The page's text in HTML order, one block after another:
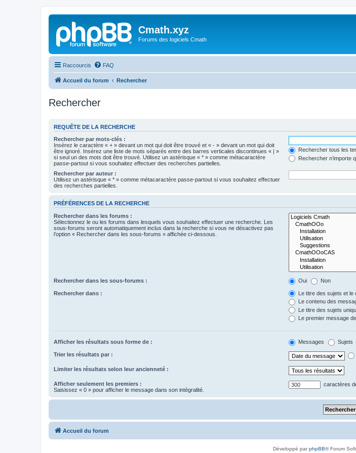
Cmath.xyz
Forums des logiciels Cmath
Raccourcis FAQ
Accueil du forum Rechercher
Rechercher
REQUÊTE DE LA RECHERCHE
Rechercher par mots-clés :
Insérez le caractère « + » devant un mot qui doit être trouvé et « - » devant un mot qui doit
être ignoré. Insérez une liste de mots séparés entre des barres verticales discontinues « | »
si seul un des mots doit être trouvé. Utilisez un astérisque « * » comme métacaractère
passe-partout si vous souhaitez effectuer des recherches partielles.
Rechercher tous les
Rechercher n’importe
Rechercher par auteur :
Utilisez un astérisque « * » comme métacaractère passe-partout si vous souhaitez effectuer
des recherches partielles.
PRÉFÉRENCES DE LA RECHERCHE
Rechercher dans les forums :
Sélectionnez le ou les forums dans lesquels vous souhaitez effectuer une recherche. Les
sous-forums seront automatiquement inclus dans la recherche si vous ne désactivez pas
l’option « Rechercher dans les sous-forums » affichée ci-dessous.
Rechercher dans les sous-forums : Oui Non
Rechercher dans :
Le titre des sujets et
Le contenu des
Le titre des sujets
Le premier message
Afficher les résultats sous forme de : Messages Sujets
Trier les résultats par :
Limiter les résultats selon leur ancienneté :
Afficher seulement les premiers :
Saisissez « 0 » pour afficher le message dans son intégralité.
caractères
Accueil du forum
Développé parphpBB® Forum